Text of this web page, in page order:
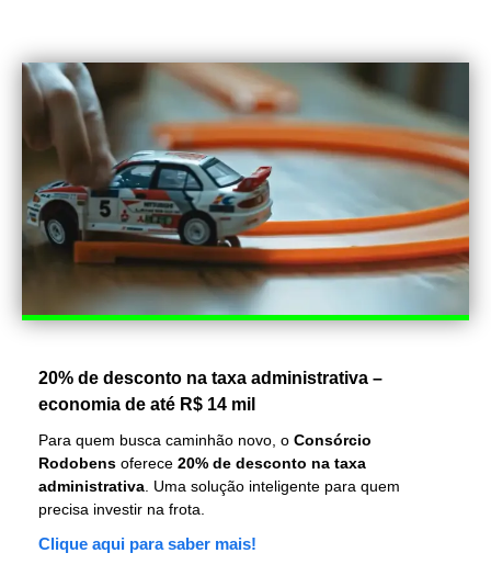
20% de desconto na taxa administrativa –
economia de até R$ 14 mil
Para quem busca caminhão novo, o Consórcio
Rodobens oferece 20% de desconto na taxa
administrativa . Uma solução inteligente para quem
precisa investir na frota.
Clique aqui para saber mais!